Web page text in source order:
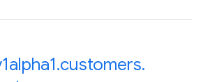
.customers.